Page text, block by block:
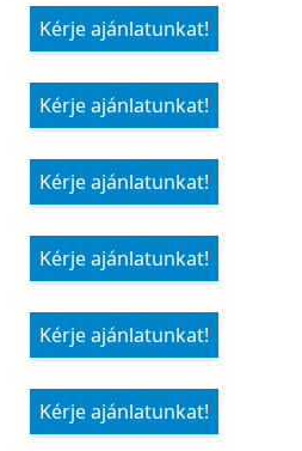
Kérje ajánlatunkat!
Kérje ajánlatunkat!
Kérje ajánlatunkat!
Kérje ajánlatunkat!
Kérje ajánlatunkat!
Kérje ajánlatunkat!